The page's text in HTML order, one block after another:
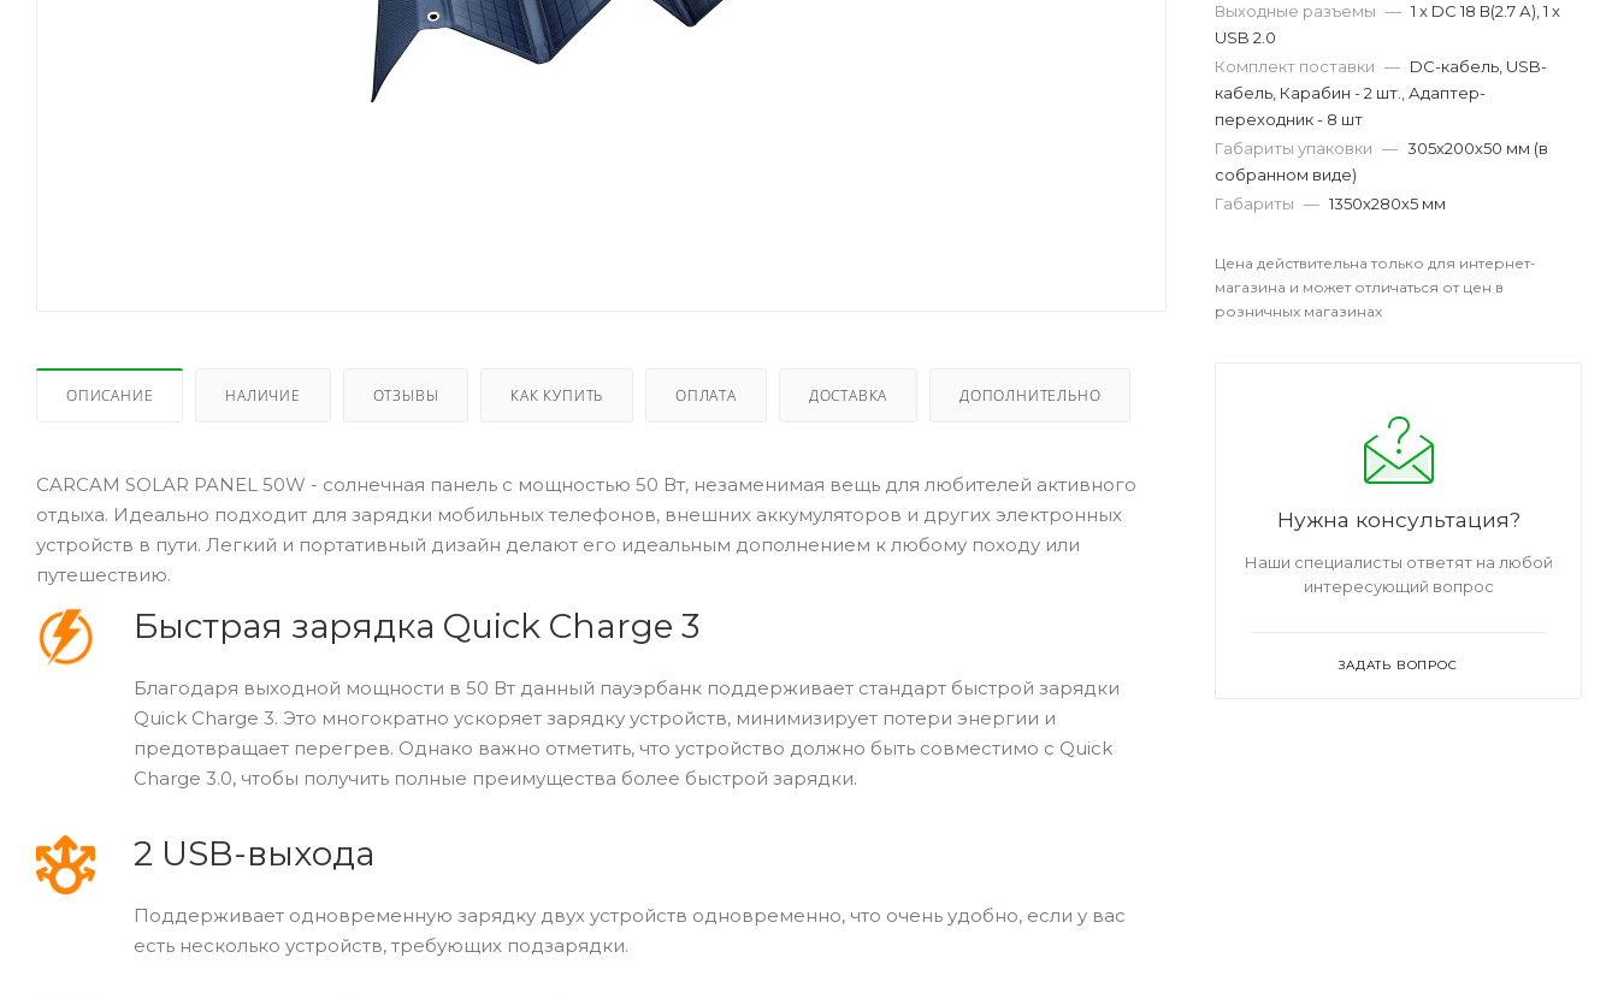
ОПИСАНИЕ НАЛИЧИЕ ОТЗЫВЫ КАК КУПИТЬ ОПЛАТА ДОСТАВКА ДОПОЛНИТЕЛЬНО
CARCAM SOLAR PANEL 50W - солнечная панель с мощностью 50 Вт, незаменимая вещь для любителей активного
отдыха. Идеально подходит для зарядки мобильных телефонов, внешних аккумуляторов и других электронных
устройств в пути. Легкий и портативный дизайн делают его идеальным дополнением к любому походу или
путешествию.
Быстрая зарядка Quick Charge 3
Благодаря выходной мощности в 50 Вт данный пауэрбанк поддерживает стандарт быстрой зарядки
Quick Charge 3. Это многократно ускоряет зарядку устройств, минимизирует потери энергии и
предотвращает перегрев. Однако важно отметить, что устройство должно быть совместимо с Quick
Charge 3.0, чтобы получить полные преимущества более быстрой зарядки.
2 USB-выхода
Поддерживает одновременную зарядку двух устройств одновременно, что очень удобно, если у вас
есть несколько устройств, требующих подзарядки.
Выходные разъемы — 1 x DC 18 В(2.7 А), 1 x
USB 2.0
Комплект поставки — DC-кабель, USB-
кабель, Карабин - 2 шт., Адаптер-
переходник - 8 шт
Габариты упаковки — 305х200х50 мм (в
собранном виде)
Габариты — 1350х280х5 мм
Цена действительна только для интернет-
магазина и может отличаться от цен в
розничных магазинах
Нужна консультация?
Наши специалисты ответят на любой
интересующий вопрос
ЗАДАТЬ ВОПРОС